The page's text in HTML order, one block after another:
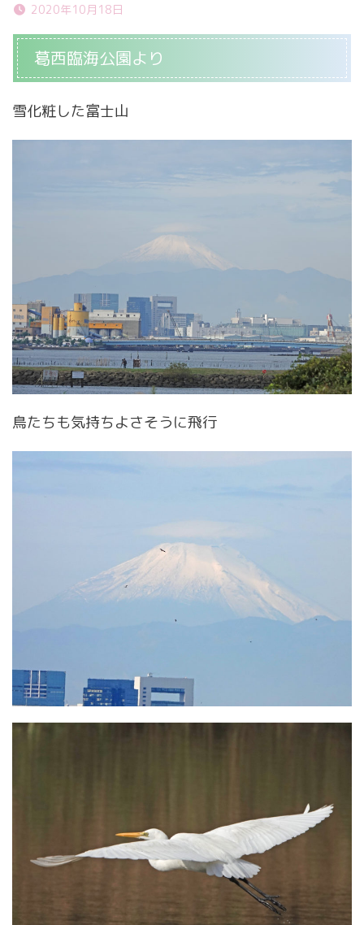
2020年10月18日
葛西臨海公園より
雪化粧した富士山
鳥たちも気持ちよさそうに飛行